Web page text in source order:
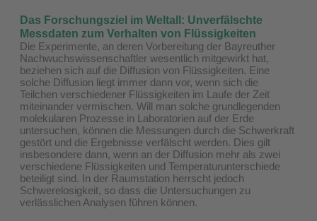
Das Forschungsziel im Weltall: Unverfälschte
Messdaten zum Verhalten von Flüssigkeiten
Die Experimente, an deren Vorbereitung der Bayreuther
Nachwuchswissenschaftler wesentlich mitgewirkt hat,
beziehen sich auf die Diffusion von Flüssigkeiten. Eine
solche Diffusion liegt immer dann vor, wenn sich die
Teilchen verschiedener Flüssigkeiten im Laufe der Zeit
miteinander vermischen. Will man solche grundlegenden
molekularen Prozesse in Laboratorien auf der Erde
untersuchen, können die Messungen durch die Schwerkraft
gestört und die Ergebnisse verfälscht werden. Dies gilt
insbesondere dann, wenn an der Diffusion mehr als zwei
verschiedene Flüssigkeiten und Temperaturunterschiede
beteiligt sind. In der Raumstation herrscht jedoch
Schwerelosigkeit, so dass die Untersuchungen zu
verlässlichen Analysen führen können.